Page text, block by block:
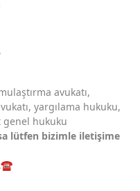
avukatı,
yargılama hukuku,
genel hukuku
lütfen bizimle iletişime
☎️